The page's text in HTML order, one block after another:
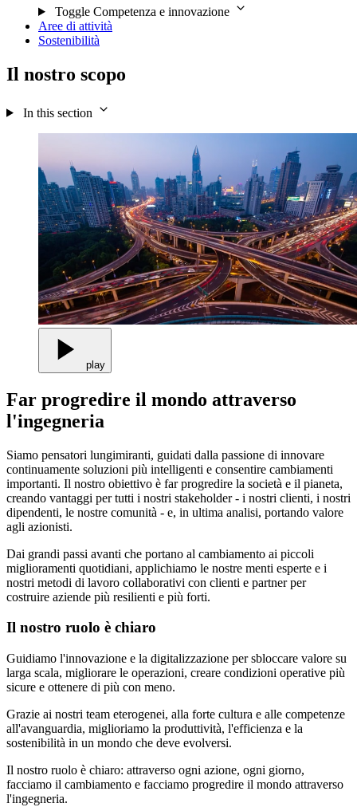
Toggle Competenza e innovazione
Aree di attività
Sostenibilità
Il nostro scopo
In this section
play
Far progredire il mondo attraverso
l'ingegneria
Siamo pensatori lungimiranti, guidati dalla passione di innovare
continuamente soluzioni più intelligenti e consentire cambiamenti
importanti. Il nostro obiettivo è far progredire la società e il pianeta,
creando vantaggi per tutti i nostri stakeholder - i nostri clienti, i nostri
dipendenti, le nostre comunità - e, in ultima analisi, portando valore
agli azionisti.
Dai grandi passi avanti che portano al cambiamento ai piccoli
miglioramenti quotidiani, applichiamo le nostre menti esperte e i
nostri metodi di lavoro collaborativi con clienti e partner per
costruire aziende più resilienti e più forti.
Il nostro ruolo è chiaro
Guidiamo l'innovazione e la digitalizzazione per sbloccare valore su
larga scala, migliorare le operazioni, creare condizioni operative più
sicure e ottenere di più con meno.
Grazie ai nostri team eterogenei, alla forte cultura e alle competenze
all'avanguardia, miglioriamo la produttività, l'efficienza e la
sostenibilità in un mondo che deve evolversi.
Il nostro ruolo è chiaro: attraverso ogni azione, ogni giorno,
facciamo il cambiamento e facciamo progredire il mondo attraverso
l'ingegneria.